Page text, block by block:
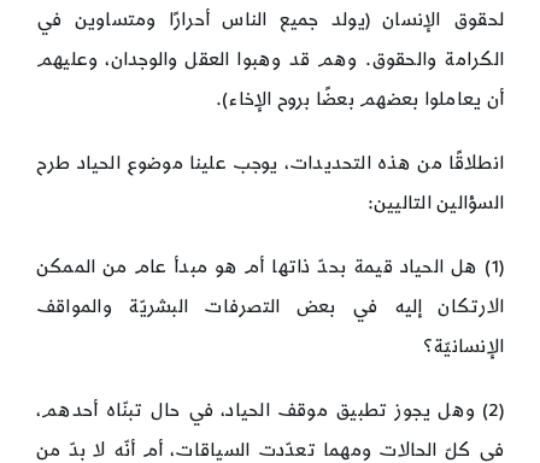
لحقوق الإنسان (يولد جميع الناس أحرارًا ومتساوين في
الكرامة والحقوق. وهم قد وهبوا العقل والوجدان، وعليهم
أن يعاملوا بعضهم بعضًا بروح الإخاء).
انطلاقًا من هذه التحديدات، يوجب علينا موضوع الحياد طرح
السؤالين التاليين:
(1) هل الحياد قيمة بحدّ ذاتها أم هو مبدأ عام من الممكن
الارتكان إليه في بعض التصرفات البشريّة والمواقف
الإنسانيّة؟
(2) وهل يجوز تطبيق موقف الحياد، في حال تبنّاه أحدهم،
في كلّ الحالات ومهما تعدّدت السياقات، أم أنّه لا بدّ من